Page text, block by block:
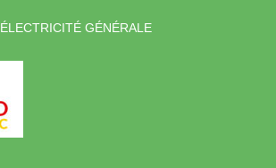
ÉLECTRICITÉ GÉNÉRALE